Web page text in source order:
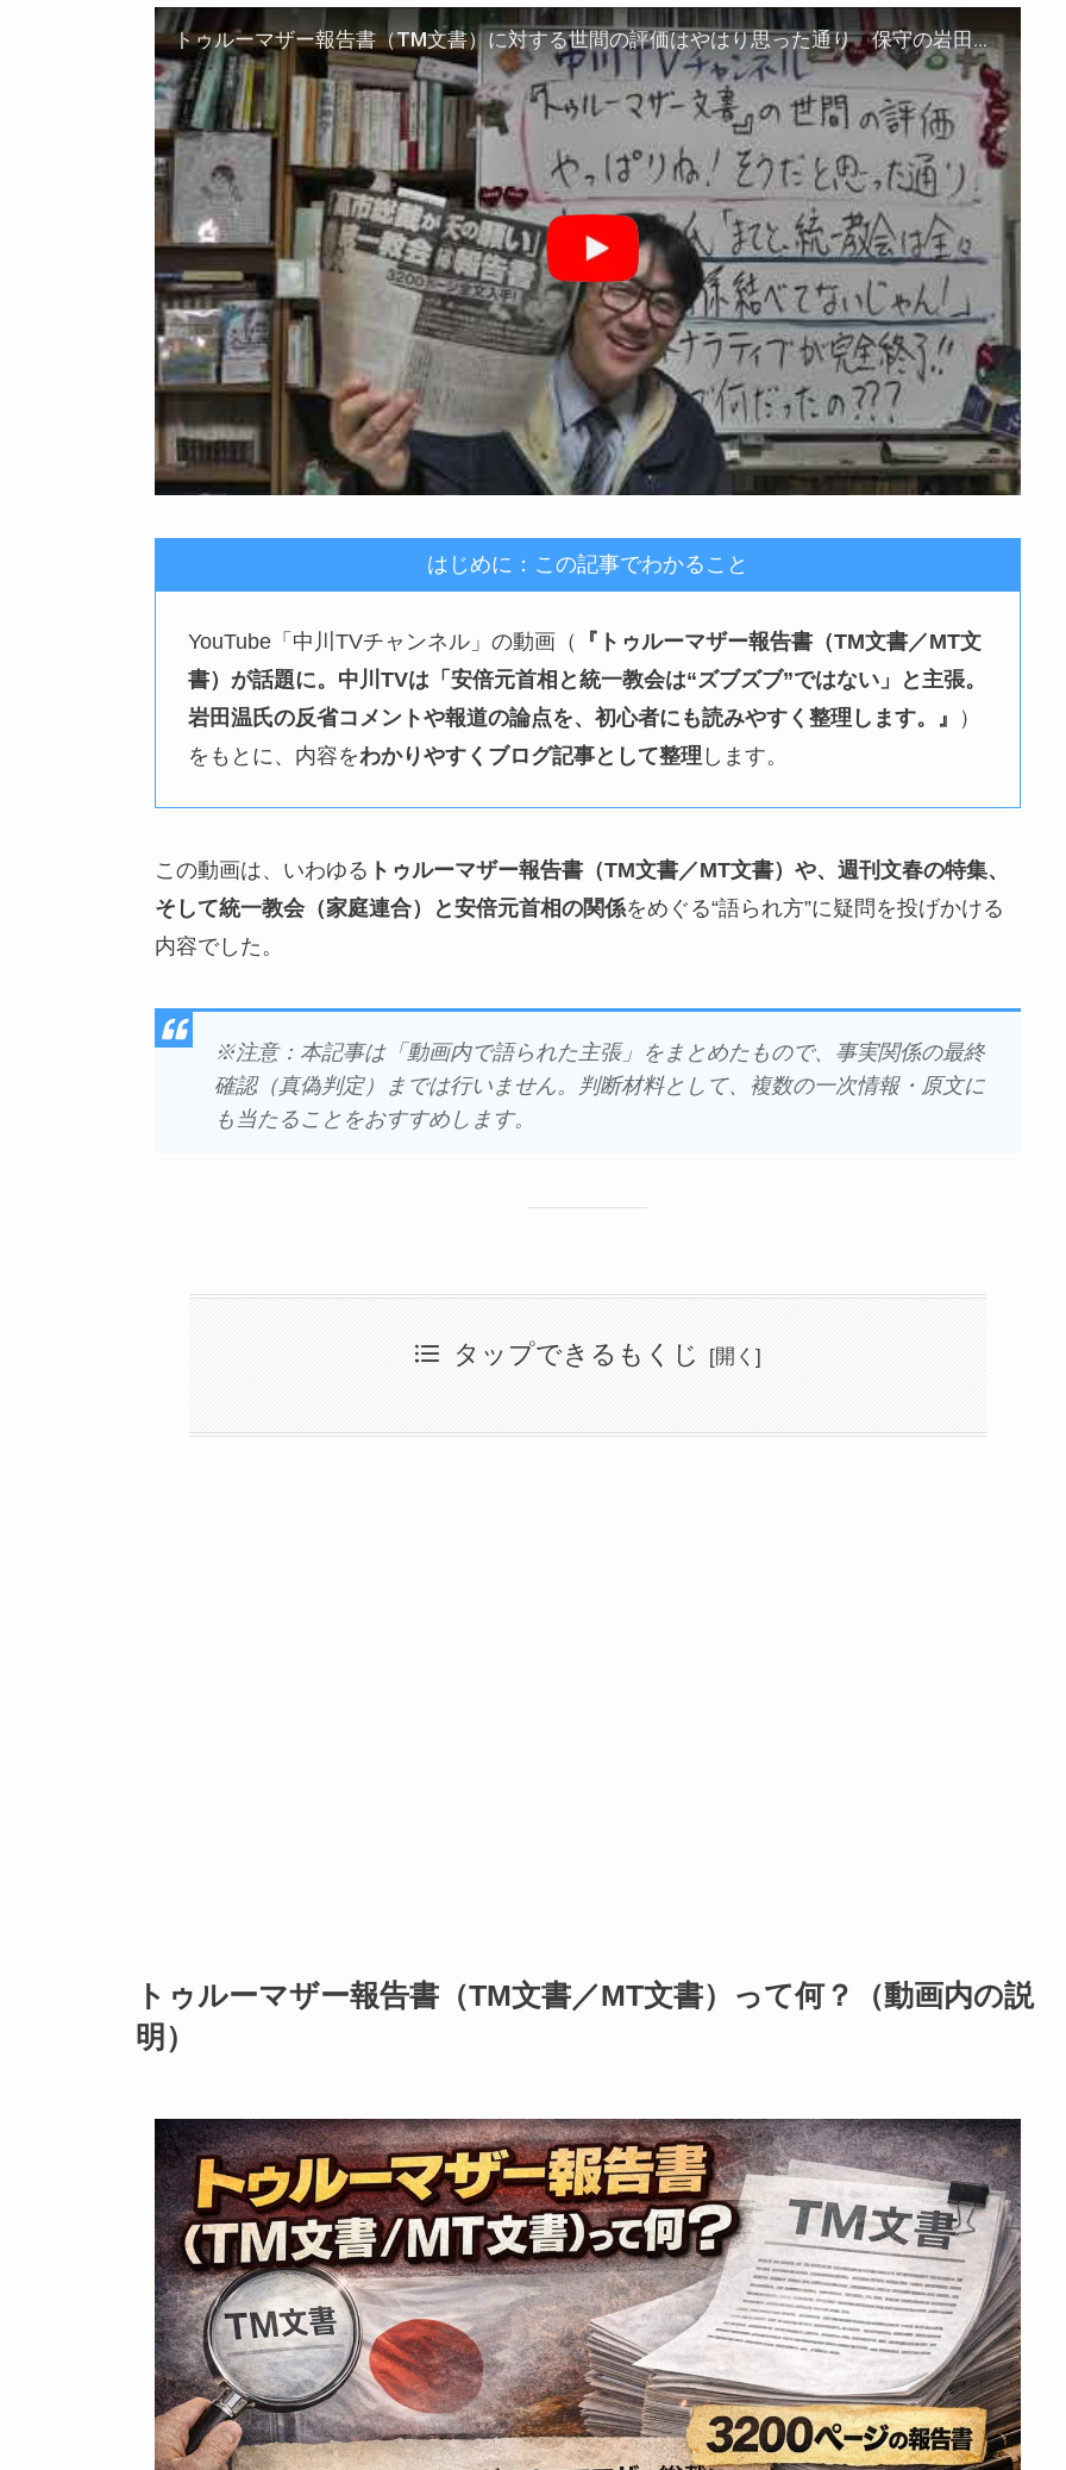
トゥルーマザー報告書（TM文書）に対する世間の評価はやはり思った通り 保守の岩田温氏がちょっと反省「まてと、（統一教会は安倍さんは）全然関係結べてないじゃん！」 鈴木エイトナラティブ完全終了です
はじめに：この記事でわかること
YouTube「中川TVチャンネル」の動画（
『トゥルーマザー報告書（TM文書／MT文
書）が話題に。中川TVは「安倍元首相と統一教会は“ズブズブ”ではない」と主張。
岩田温氏の反省コメントや報道の論点を、初心者にも読みやすく整理します。』
）
をもとに、内容をわかりやすくブログ記事として整理 します。
この動画は、いわゆる トゥルーマザー報告書（TM文書／MT文書）や、週刊文春の特集、
そして統一教会（家庭連合）と安倍元首相の関係をめぐる“語られ方”に疑問を投げかける
内容でした。
※注意：本記事は「動画内で語られた主張」をまとめたもので、事実関係の最終
確認（真偽判定）までは行いません。判断材料として、複数の一次情報・原文に
も当たることをおすすめします。
タップできるもくじ
トゥルーマザー報告書（TM文書／MT文書）って何？（動画内の説
明）